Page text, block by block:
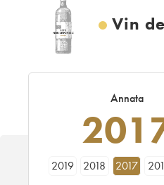
Vin
Annata
2019 2018 2017